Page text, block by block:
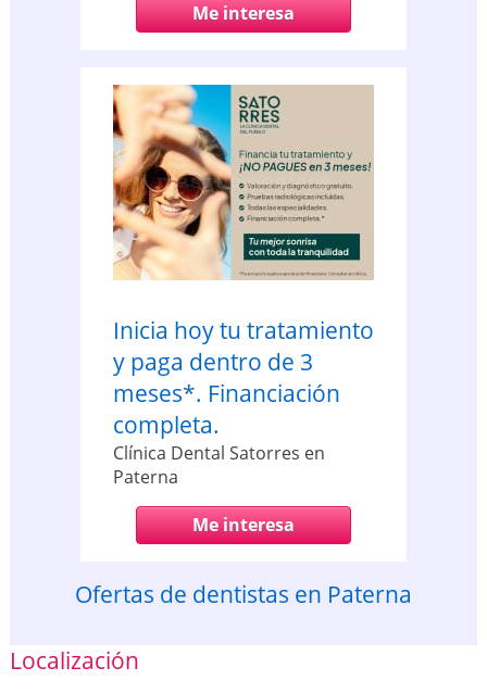
Me interesa
Inicia hoy tu tratamiento
y paga dentro de 3
meses*. Financiación
completa.
Clínica Dental Satorres en
Paterna
Me interesa
Ofertas de dentistas en Paterna
Localización